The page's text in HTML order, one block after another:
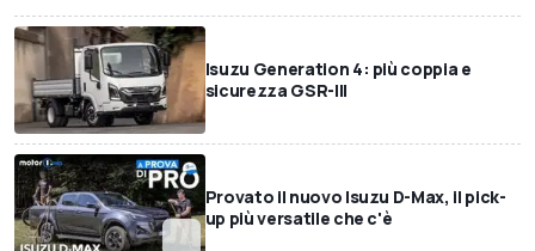
Isuzu Generation 4: più coppia e
sicurezza GSR-III
Provato il nuovo Isuzu D-Max, il pick-
up più versatile che c'è